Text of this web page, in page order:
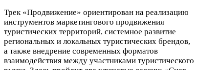
Трек «Продвижение» ориентирован на реализацию
инструментов маркетингового продвижения
туристических территорий, системное развитие
региональных и локальных туристических брендов,
а также внедрение современных форматов
взаимодействия между участниками туристического